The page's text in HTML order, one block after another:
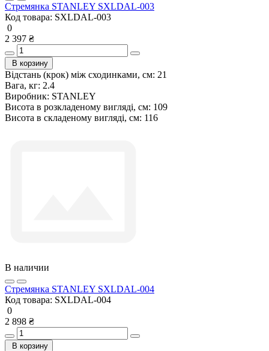
Стремянка STANLEY SXLDAL-003
Код товара: SXLDAL-003
0
2 397 ₴
В корзину
Відстань (крок) між сходинками, см: 21
Вага, кг: 2.4
Виробник: STANLEY
Висота в розкладеному вигляді, см: 109
Висота в складеному вигляді, см: 116
В наличии
Стремянка STANLEY SXLDAL-004
Код товара: SXLDAL-004
0
2 898 ₴
В корзину